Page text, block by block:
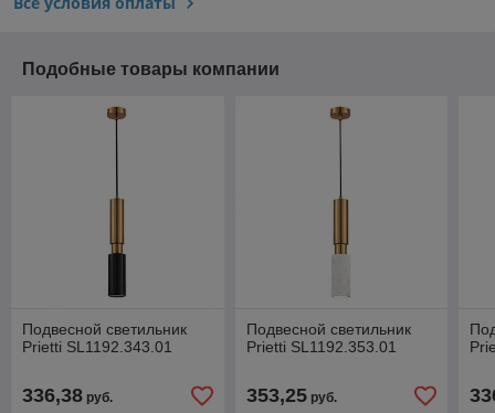
Подобные товары компании
Подвесной светильник
Prietti SL1192.343.01
336,38 руб.
Подвесной светильник
Prietti SL1192.353.01
353,25руб.